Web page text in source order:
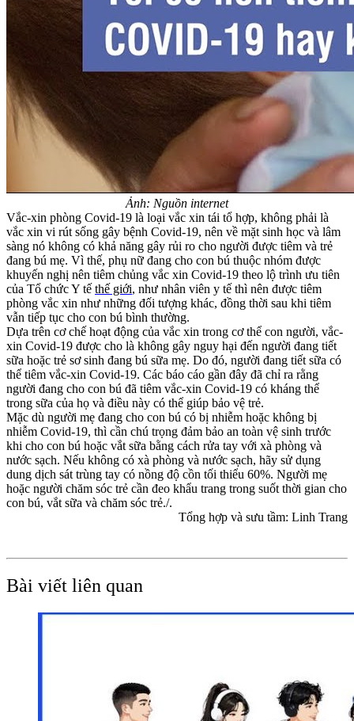
Ảnh: Nguồn internet
Vắc-xin phòng Covid-19 là loại vắc xin tái tổ hợp, không phải là
vắc xin vi rút sống gây bệnh Covid-19, nên về mặt sinh học và lâm
sàng nó không có khả năng gây rủi ro cho người được tiêm và trẻ
đang bú mẹ. Vì thế, phụ nữ đang cho con bú thuộc nhóm được
khuyến nghị nên tiêm chủng vắc xin Covid-19 theo lộ trình ưu tiên
của Tổ chức Y tế thế giới, như nhân viên y tế thì nên được tiêm
phòng vắc xin như những đối tượng khác, đồng thời sau khi tiêm
vẫn tiếp tục cho con bú bình thường.
Dựa trên cơ chế hoạt động của vắc xin trong cơ thể con người, vắc-
xin Covid-19 được cho là không gây nguy hại đến người đang tiết
sữa hoặc trẻ sơ sinh đang bú sữa mẹ. Do đó, người đang tiết sữa có
thể tiêm vắc-xin Covid-19. Các báo cáo gần đây đã chỉ ra rằng
người đang cho con bú đã tiêm vắc-xin Covid-19 có kháng thể
trong sữa của họ và điều này có thể giúp bảo vệ trẻ.
Mặc dù người mẹ đang cho con bú có bị nhiễm hoặc không bị
nhiễm Covid-19, thì cần chú trọng đảm bảo an toàn vệ sinh trước
khi cho con bú hoặc vắt sữa bằng cách rửa tay với xà phòng và
nước sạch. Nếu không có xà phòng và nước sạch, hãy sử dụng
dung dịch sát trùng tay có nồng độ cồn tối thiểu 60%. Người mẹ
hoặc người chăm sóc trẻ cần đeo khẩu trang trong suốt thời gian cho
con bú, vắt sữa và chăm sóc trẻ./.
Tổng hợp và sưu tầm: Linh Trang
Bài viết liên quan